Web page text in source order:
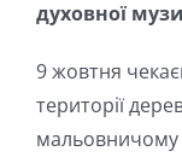
духовної
9 жовтня
території
мальовничому